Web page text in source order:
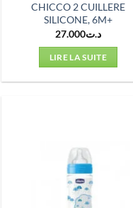
CHICCO 2 CUILLERE
SILICONE, 6M+
د.ت27.000
LIRE LA SUITE